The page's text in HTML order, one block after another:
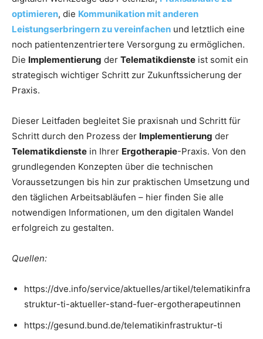
optimieren, die Kommunikation mit anderen
Leistungserbringern zu vereinfachen und letztlich eine
noch patientenzentriertere Versorgung zu ermöglichen.
Die Implementierung der Telematikdienste ist somit ein
strategisch wichtiger Schritt zur Zukunftssicherung der
Praxis.
Dieser Leitfaden begleitet Sie praxisnah und Schritt für
Schritt durch den Prozess der Implementierung der
Telematikdienste in Ihrer Ergotherapie-Praxis. Von den
grundlegenden Konzepten über die technischen
Voraussetzungen bis hin zur praktischen Umsetzung und
den täglichen Arbeitsabläufen – hier finden Sie alle
notwendigen Informationen, um den digitalen Wandel
erfolgreich zu gestalten.
Quellen:
https://dve.info/service/aktuelles/artikel/telematikinfra
struktur-ti-aktueller-stand-fuer-ergotherapeutinnen
https://gesund.bund.de/telematikinfrastruktur-ti